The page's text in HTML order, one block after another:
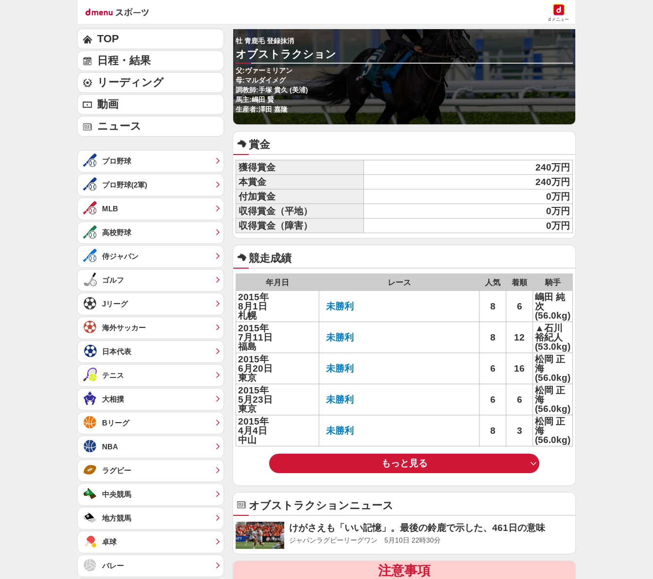
dメニュー
牡 青鹿毛 登録抹消
オブストラクション
父:ヴァーミリアン
母:マルダイメグ
調教師:手塚 貴久 (美浦)
馬主:嶋田 賢
生産者:澤田 嘉隆
賞金
獲得賞金
240万円
本賞金
240万円
付加賞金
0万円
収得賞金（平地）
0万円
収得賞金（障害）
0万円
競走成績
年月日 レース 人気 着順 騎手
2015年
8月1日
札幌
未勝利 8 6
嶋田 純
次
(56.0kg)
2015年
7月11日
福島
未勝利 8 12
▲石川
裕紀人
(53.0kg)
2015年
6月20日
東京
未勝利 6 16
松岡 正
海
(56.0kg)
2015年
5月23日
東京
未勝利 6 6
松岡 正
海
(56.0kg)
2015年
4月4日
中山
未勝利 8 3
松岡 正
海
(56.0kg)
もっと見る
オブストラクションニュース
けがさえも「いい記憶」。最後の鈴鹿で示した、461日の意味
ジャパンラグビーリーグワン 5月10日 22時30分
注意事項
TOP
日程・結果
リーディング
動画
ニュース
プロ野球
プロ野球(2軍)
MLB
高校野球
侍ジャパン
ゴルフ
Jリーグ
海外サッカー
日本代表
テニス
大相撲
Bリーグ
NBA
ラグビー
中央競馬
地方競馬
卓球
バレー